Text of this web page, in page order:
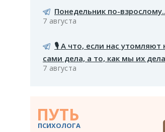
Понедельник по-
7 августа
🎙️ А что, если нас утомляют
сами дела, а то, как мы их
7 августа
ПУТЬ
ПСИХОЛОГА